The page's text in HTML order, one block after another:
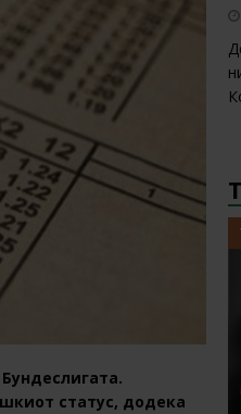
статус, додека